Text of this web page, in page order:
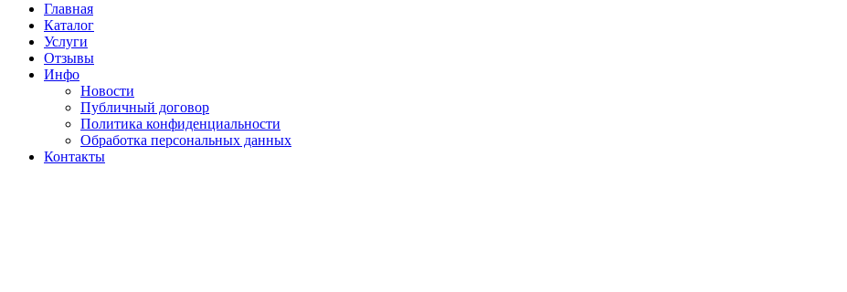
Главная
Каталог
Услуги
Отзывы
Инфо
Новости
Публичный договор
Политика конфиденциальности
Обработка персональных данных
Контакты